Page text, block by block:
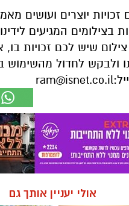
ram@isnet.co.il
אולי יעניין אותך גם